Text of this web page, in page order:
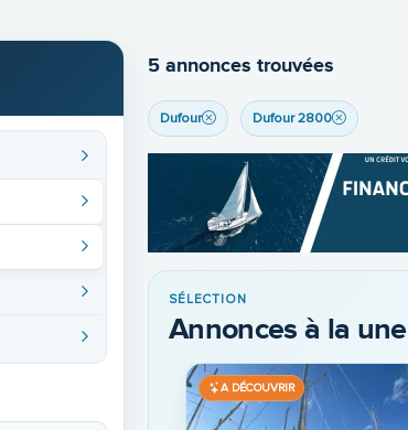
5 annonces trouvées
Dufour Dufour 2800
SÉLECTION
Annonces à la une
A DÉCOUVRIR